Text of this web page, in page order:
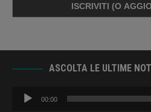
ASCOLTA LE ULTIME
Audio
Player
00:00